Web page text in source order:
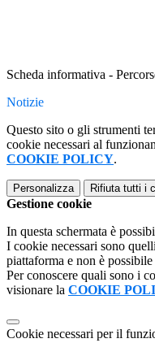
Scheda informativa -
Notizie
Questo sito o gli strumenti
cookie necessari al
COOKIE POLICY.
Personalizza Rifiuta tutti i
Gestione cookie
In questa schermata è
I cookie necessari sono
piattaforma e non è
Per conoscere quali sono i
visionare la COOKIE
Cookie necessari per il